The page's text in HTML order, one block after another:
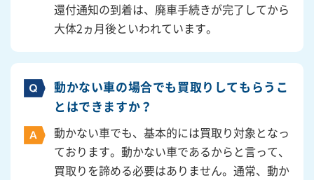
還付通知の到着は、廃車手続きが完了してから
大体2ヵ月後といわれています。
動かない車の場合でも買取りしてもらうこ
とはできますか？
動かない車でも、基本的には買取り対象となっ
ております。動かない車であるからと言って、
買取りを諦める必要はありません。通常、動か